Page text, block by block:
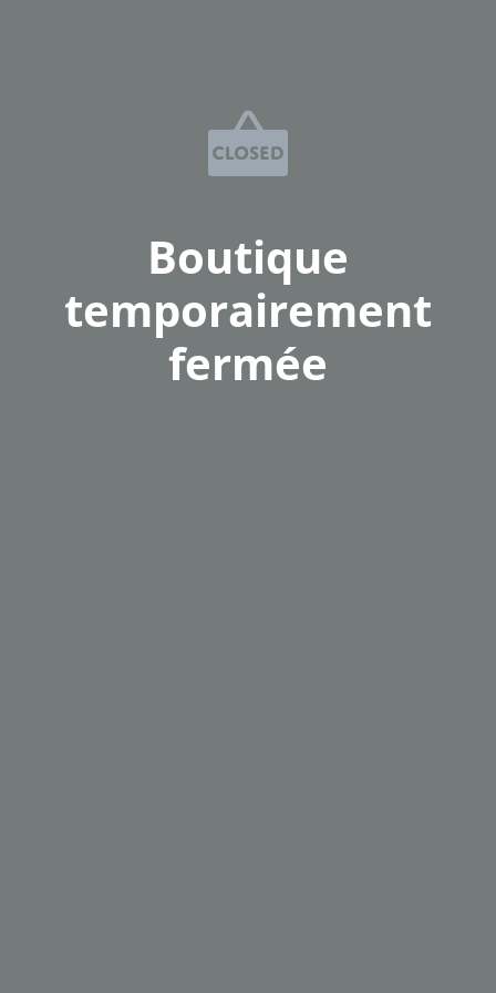
Boutique
temporairement
fermée